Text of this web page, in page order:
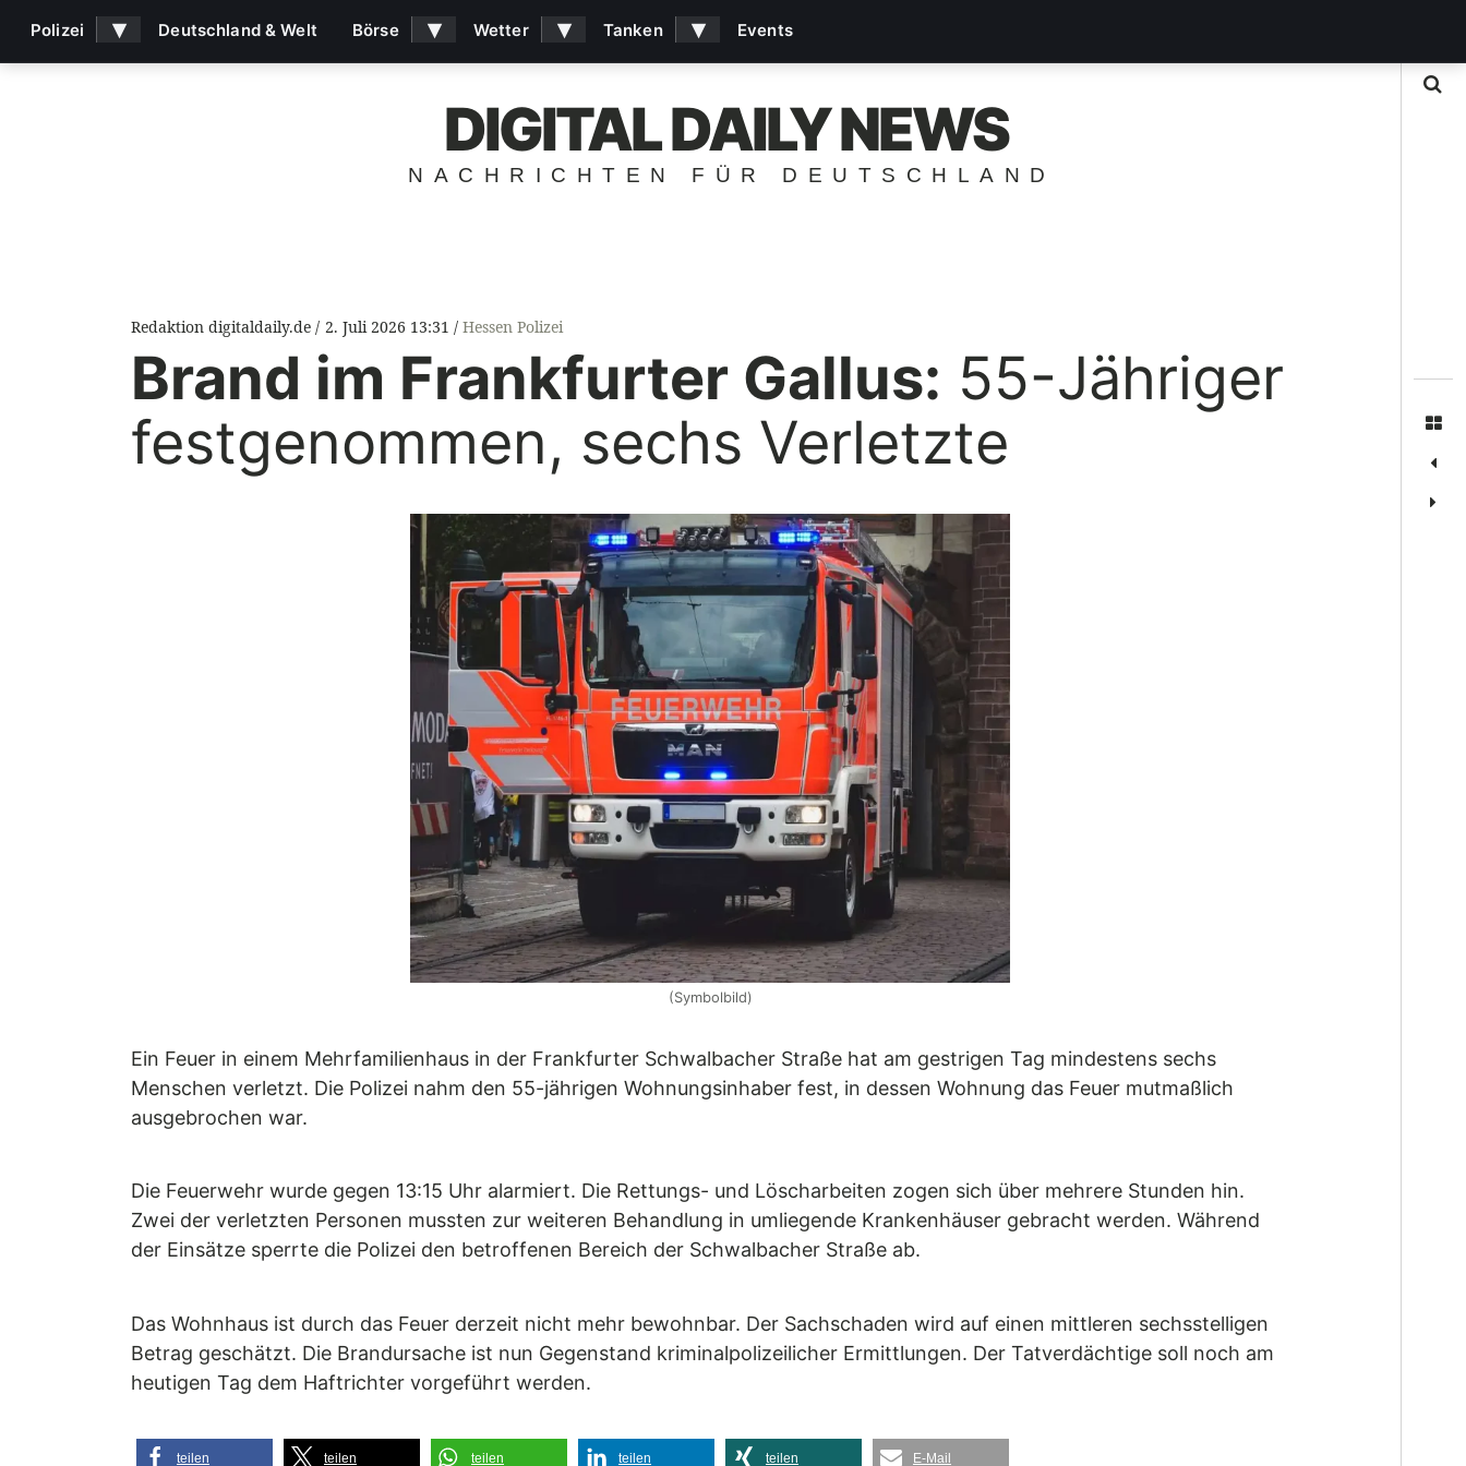
DIGITAL DAILY NEWS
NACHRICHTEN FÜR DEUTSCHLAND
Redaktion digitaldaily.de 2. Juli 2026 13:31 Hessen Polizei
Brand im Frankfurter Gallus: 55-Jähriger
festgenommen, sechs Verletzte
(Symbolbild)
Ein Feuer in einem Mehrfamilienhaus in der Frankfurter Schwalbacher Straße hat am gestrigen Tag mindestens sechs
Menschen verletzt. Die Polizei nahm den 55-jährigen Wohnungsinhaber fest, in dessen Wohnung das Feuer mutmaßlich
ausgebrochen war.
Die Feuerwehr wurde gegen 13:15 Uhr alarmiert. Die Rettungs- und Löscharbeiten zogen sich über mehrere Stunden hin.
Zwei der verletzten Personen mussten zur weiteren Behandlung in umliegende Krankenhäuser gebracht werden. Während
der Einsätze sperrte die Polizei den betroffenen Bereich der Schwalbacher Straße ab.
Das Wohnhaus ist durch das Feuer derzeit nicht mehr bewohnbar. Der Sachschaden wird auf einen mittleren sechsstelligen
Betrag geschätzt. Die Brandursache ist nun Gegenstand kriminalpolizeilicher Ermittlungen. Der Tatverdächtige soll noch am
heutigen Tag dem Haftrichter vorgeführt werden.
teilen teilen teilen teilen teilen E-Mail
Polizei ▾ Deutschland & Welt Börse ▾ Wetter ▾ Tanken ▾ Events